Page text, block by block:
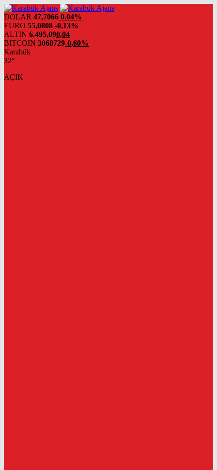
DOLAR 47,7066 0.04%
EURO 55,0808 -0.13%
ALTIN 6.495,090,04
BITCOIN 3068729-0,60%
Karabük
32°
AÇIK